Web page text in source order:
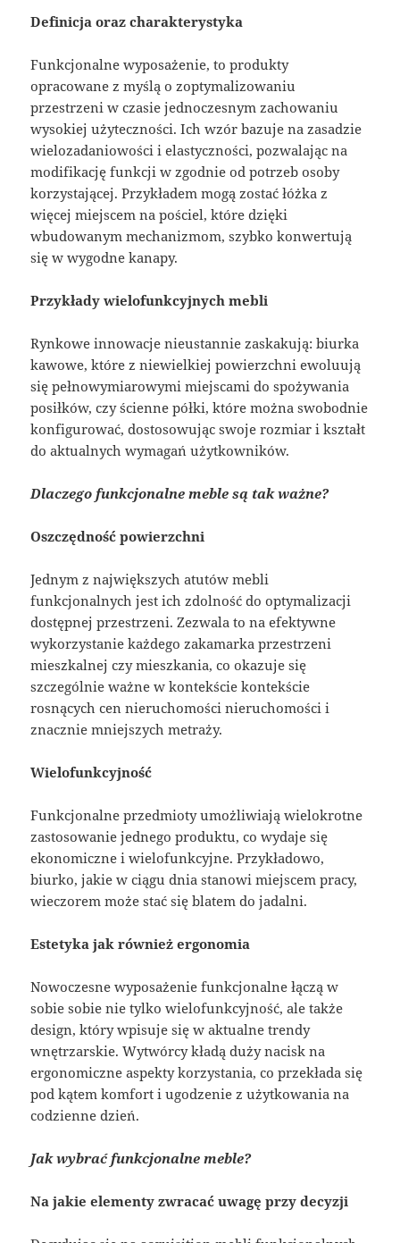
Definicja oraz charakterystyka
Funkcjonalne wyposażenie, to produkty
opracowane z myślą o zoptymalizowaniu
przestrzeni w czasie jednoczesnym zachowaniu
wysokiej użyteczności. Ich wzór bazuje na zasadzie
wielozadaniowości i elastyczności, pozwalając na
modifikację funkcji w zgodnie od potrzeb osoby
korzystającej. Przykładem mogą zostać łóżka z
więcej miejscem na pościel, które dzięki
wbudowanym mechanizmom, szybko konwertują
się w wygodne kanapy.
Przykłady wielofunkcyjnych mebli
Rynkowe innowacje nieustannie zaskakują: biurka
kawowe, które z niewielkiej powierzchni ewoluują
się pełnowymiarowymi miejscami do spożywania
posiłków, czy ścienne półki, które można swobodnie
konfigurować, dostosowując swoje rozmiar i kształt
do aktualnych wymagań użytkowników.
Dlaczego funkcjonalne meble są tak ważne?
Oszczędność powierzchni
Jednym z największych atutów mebli
funkcjonalnych jest ich zdolność do optymalizacji
dostępnej przestrzeni. Zezwala to na efektywne
wykorzystanie każdego zakamarka przestrzeni
mieszkalnej czy mieszkania, co okazuje się
szczególnie ważne w kontekście kontekście
rosnących cen nieruchomości nieruchomości i
znacznie mniejszych metraży.
Wielofunkcyjność
Funkcjonalne przedmioty umożliwiają wielokrotne
zastosowanie jednego produktu, co wydaje się
ekonomiczne i wielofunkcyjne. Przykładowo,
biurko, jakie w ciągu dnia stanowi miejscem pracy,
wieczorem może stać się blatem do jadalni.
Estetyka jak również ergonomia
Nowoczesne wyposażenie funkcjonalne łączą w
sobie sobie nie tylko wielofunkcyjność, ale także
design, który wpisuje się w aktualne trendy
wnętrzarskie. Wytwórcy kładą duży nacisk na
ergonomiczne aspekty korzystania, co przekłada się
pod kątem komfort i ugodzenie z użytkowania na
codzienne dzień.
Jak wybrać funkcjonalne meble?
Na jakie elementy zwracać uwagę przy decyzji